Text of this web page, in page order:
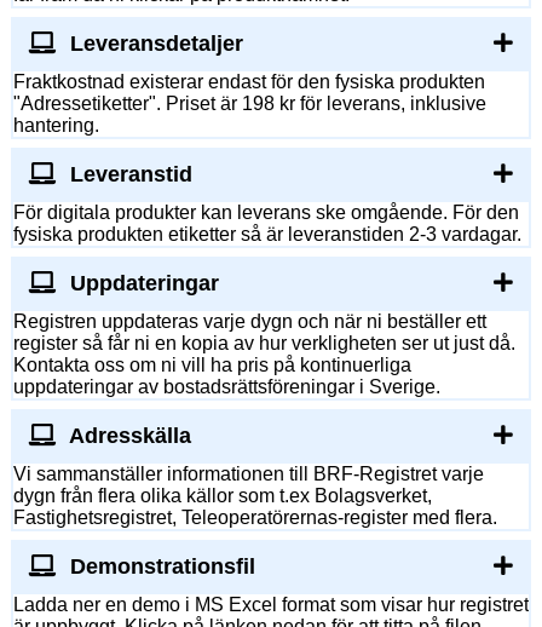
Leveransdetaljer
Fraktkostnad existerar endast för den fysiska produkten
"Adressetiketter". Priset är 198 kr för leverans, inklusive
hantering.
Leveranstid
För digitala produkter kan leverans ske omgående. För den
fysiska produkten etiketter så är leveranstiden 2-3 vardagar.
Uppdateringar
Registren uppdateras varje dygn och när ni beställer ett
register så får ni en kopia av hur verkligheten ser ut just då.
Kontakta oss om ni vill ha pris på kontinuerliga
uppdateringar av bostadsrättsföreningar i Sverige.
Adresskälla
Vi sammanställer informationen till BRF-Registret varje
dygn från flera olika källor som t.ex Bolagsverket,
Fastighetsregistret, Teleoperatörernas-register med flera.
Demonstrationsfil
Ladda ner en demo i MS Excel format som visar hur registret